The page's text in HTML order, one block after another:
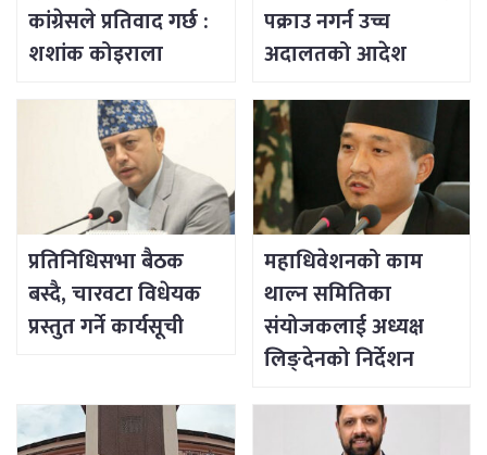
कांग्रेसले प्रतिवाद गर्छ :
शशांक कोइराला
पक्राउ नगर्न उच्च
अदालतको आदेश
प्रतिनिधिसभा बैठक
बस्दै, चारवटा विधेयक
प्रस्तुत गर्ने कार्यसूची
महाधिवेशनको काम
थाल्न समितिका
संयोजकलाई अध्यक्ष
लिङ्देनको निर्देशन